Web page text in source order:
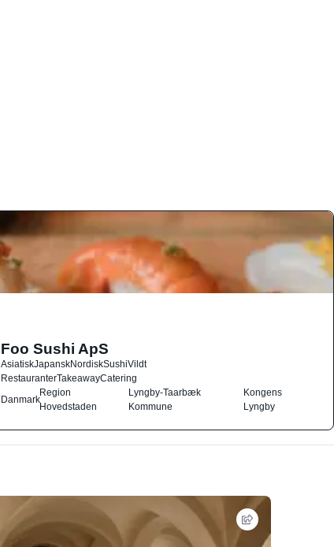
Foo Sushi ApS
AsiatiskJapanskNordiskSushiVildt
RestauranterTakeawayCatering
Danmark
Region
Hovedstaden
Lyngby-Taarbæk
Kommune
Kongens
Lyngby